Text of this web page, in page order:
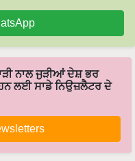
ਨਾਲ ਜੁੜੀਆਂ ਦੇਸ਼ ਭਰ
ਲਈ ਸਾਡੇ ਨਿਉਜ਼ਲੈਟਰ ਦੇ